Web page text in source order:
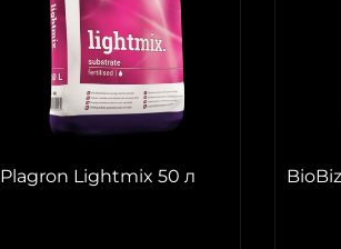
Plagron Lightmix 50 л